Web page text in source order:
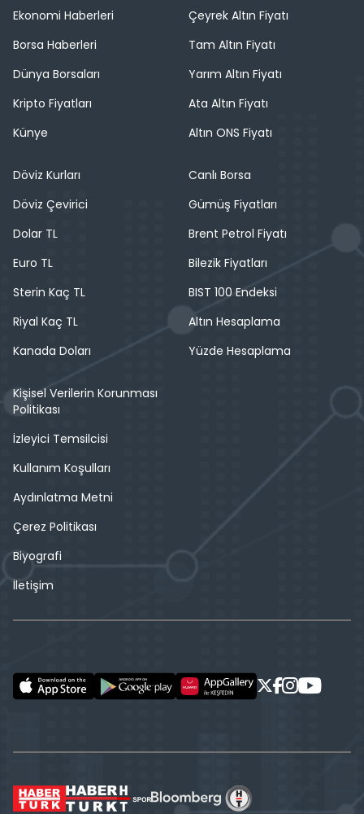
Ekonomi Haberleri
Borsa Haberleri
Dünya Borsaları
Kripto Fiyatları
Künye
Çeyrek Altın Fiyatı
Tam Altın Fiyatı
Yarım Altın Fiyatı
Ata Altın Fiyatı
Altın ONS Fiyatı
Döviz Kurları
Döviz Çevirici
Dolar TL
Euro TL
Sterin Kaç TL
Riyal Kaç TL
Kanada Doları
Canlı Borsa
Gümüş Fiyatları
Brent Petrol Fiyatı
Bilezik Fiyatları
BIST 100 Endeksi
Altın Hesaplama
Yüzde Hesaplama
Kişisel Verilerin Korunması
Politikası
İzleyici Temsilcisi
Kullanım Koşulları
Aydınlatma Metni
Çerez Politikası
Biyografi
İletişim